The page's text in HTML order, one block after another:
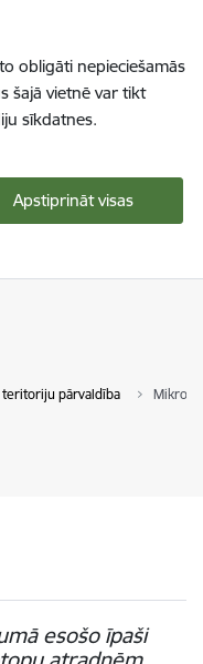
obligāti nepieciešamās
šajā vietnē var tikt
sīkdatnes.
Apstiprināt visas
teritoriju pārvaldība
esošo īpaši